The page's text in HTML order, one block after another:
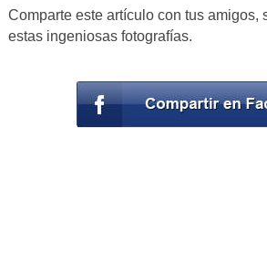
Comparte este artículo con tus amigos,
estas ingeniosas fotografías.